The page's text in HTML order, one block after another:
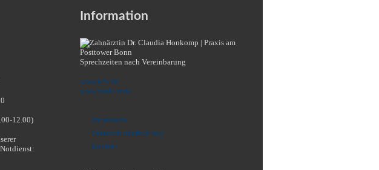
12.00)
Information
Sprechzeiten nach Vereinbarung
www.kzv.de
www.zaek-nr.de
Impressum
Datenschutzerklärung
Kontakt